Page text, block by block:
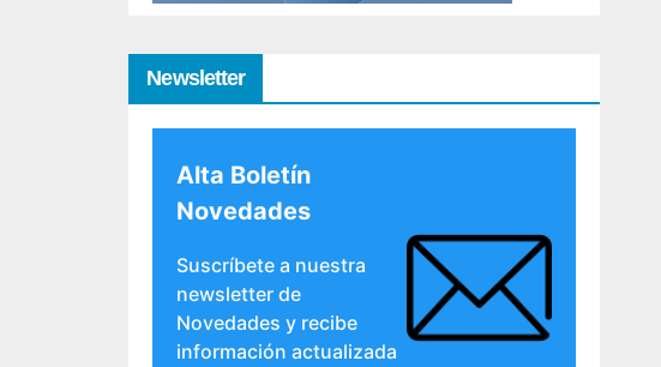
Newsletter
Alta Boletín
Novedades
Suscríbete a nuestra
newsletter de
Novedades y recibe
información actualizada